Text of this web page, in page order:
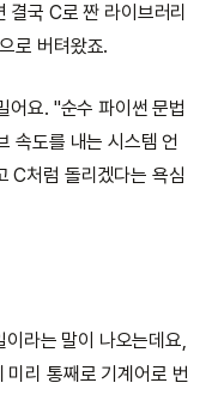
결국 C로 짠 라이브러리
로 버텨왔죠.
어요. "순수 파이썬 문법
속도를 내는 시스템 언
C처럼 돌리겠다는 욕심
라는 말이 나오는데요,
미리 통째로 기계어로 번